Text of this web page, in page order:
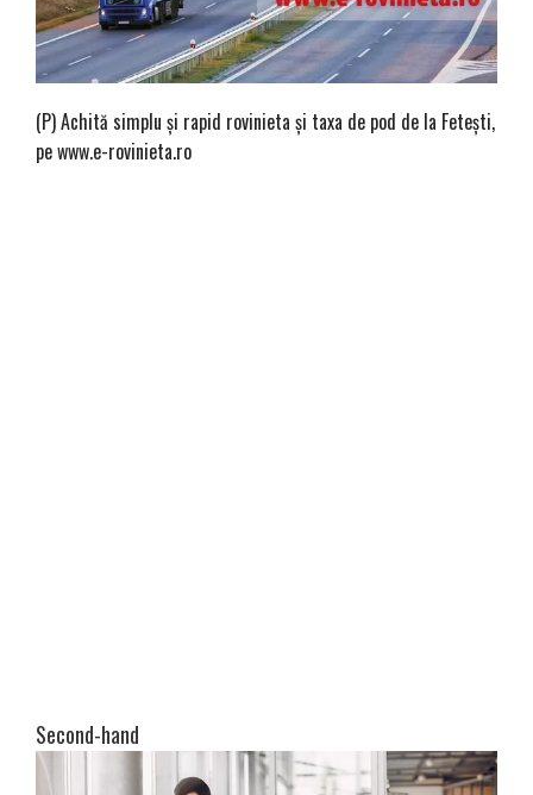
(P) Achită simplu și rapid rovinieta și taxa de pod de la Fetești,
pe www.e-rovinieta.ro
Second-hand